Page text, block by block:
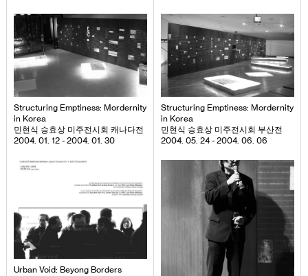
Structuring Emptiness: Mordernity
in Korea
민현식 승효상 미주전시회 캐나다전
2004. 01. 12 - 2004. 01. 30
Structuring Emptiness: Mordernity
in Korea
민현식 승효상 미주전시회 부산전
2004. 05. 24 - 2004. 06. 06
Urban Void: Beyong Borders